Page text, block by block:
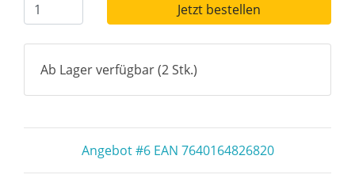
Jetzt bestellen
Ab Lager verfügbar (2 Stk.)
Angebot #6 EAN 7640164826820